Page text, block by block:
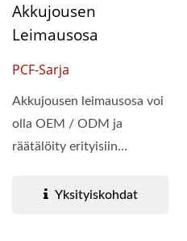
Akkujousen
Leimausosa
PCF-Sarja
Akkujousen leimausosa voi
olla OEM / ODM ja
räätälöity erityisiin
Yksityiskohdat